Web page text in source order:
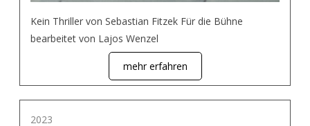
Kein Thriller von Sebastian Fitzek Für die Bühne
bearbeitet von Lajos Wenzel
mehr erfahren
2023